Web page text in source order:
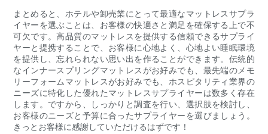
まとめると、ホテルや卸売業にとって最適なマットレスサプラ
イヤーを選ぶことは、お客様の快適さと満足を確保する上で不
可欠です。高品質のマットレスを提供する信頼できるサプライ
ヤーと提携することで、お客様に心地よく、心地よい睡眠環境
を提供し、忘れられない思い出を作ることができます。伝統的
なインナースプリングマットレスがお好みでも、最先端のメモ
リーフォームマットレスがお好みでも、ホスピタリティ業界の
ニーズに特化した優れたマットレスサプライヤーは数多く存在
します。ですから、しっかりと調査を行い、選択肢を検討し、
お客様のニーズと予算に合ったサプライヤーを選びましょう。
きっとお客様に感謝していただけるはずです！